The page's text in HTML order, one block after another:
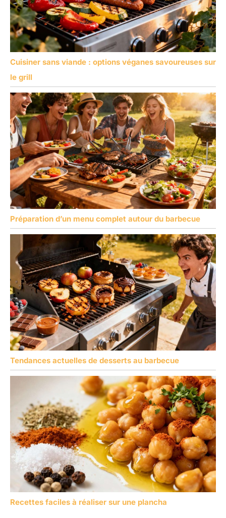
Cuisiner sans viande : options véganes savoureuses sur
le grill
Préparation d’un menu complet autour du barbecue
Tendances actuelles de desserts au barbecue
Recettes faciles à réaliser sur une plancha